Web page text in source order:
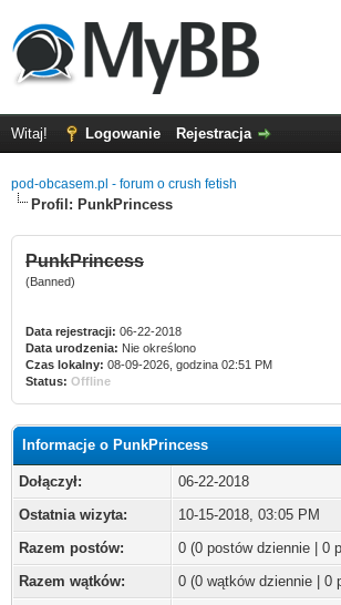
Witaj! Logowanie Rejestracja
pod-obcasem.pl - forum o crush fetish
Profil: PunkPrincess
PunkPrincess
(Banned)
Data rejestracji: 06-22-2018
Data urodzenia: Nie określono
Czas lokalny: 08-09-2026, godzina 02:51 PM
Status: Offline
Informacje o PunkPrincess
Dołączył:
06-22-2018
Ostatnia wizyta:
10-15-2018, 03:05 PM
Razem postów:
0 (0 postów dziennie | 0
Razem wątków:
0 (0 wątków dziennie | 0